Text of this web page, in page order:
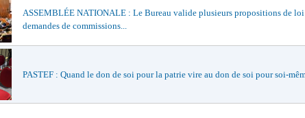
ASSEMBLÉE NATIONALE : Le Bureau valide plusieurs propositions de loi
demandes de commissions...
PASTEF : Quand le don de soi pour la patrie vire au don de soi pour soi-